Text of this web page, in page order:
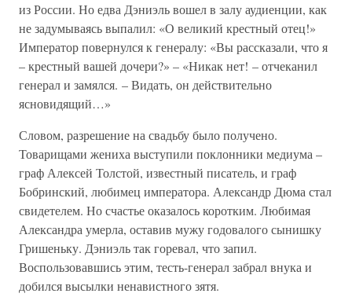
из России. Но едва Дэниэль вошел в залу аудиенции, как
не задумываясь выпалил: «О великий крестный отец!»
Император повернулся к генералу: «Вы рассказали, что я
– крестный вашей дочери?» – «Никак нет! – отчеканил
генерал и замялся. – Видать, он действительно
ясновидящий…»
Словом, разрешение на свадьбу было получено.
Товарищами жениха выступили поклонники медиума –
граф Алексей Толстой, известный писатель, и граф
Бобринский, любимец императора. Александр Дюма стал
свидетелем. Но счастье оказалось коротким. Любимая
Александра умерла, оставив мужу годовалого сынишку
Гришеньку. Дэниэль так горевал, что запил.
Воспользовавшись этим, тесть-генерал забрал внука и
добился высылки ненавистного зятя.